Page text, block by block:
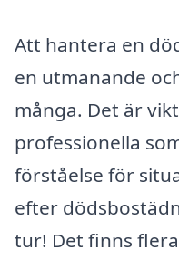
Att hantera en
en utmanande
många. Det är
professionella
förståelse för
efter
tur! Det finns